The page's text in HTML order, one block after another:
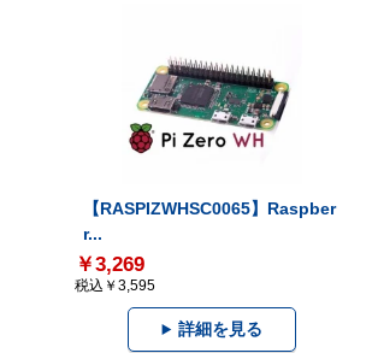
【RASPIZWHSC0065】Raspber
r...
￥3,269
税込￥3,595
詳細を見る